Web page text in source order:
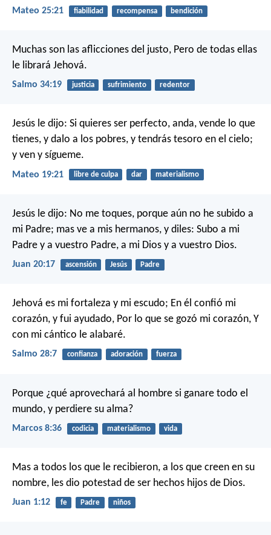
Mateo 25:21 fiabilidad recompensa bendición
Muchas son las aflicciones del justo, Pero de todas ellas
le librará Jehová.
Salmo 34:19 justicia sufrimiento redentor
Jesús le dijo: Si quieres ser perfecto, anda, vende lo que
tienes, y dalo a los pobres, y tendrás tesoro en el cielo;
y ven y sígueme.
Mateo 19:21 libre de culpa dar materialismo
Jesús le dijo: No me toques, porque aún no he subido a
mi Padre; mas ve a mis hermanos, y diles: Subo a mi
Padre y a vuestro Padre, a mi Dios y a vuestro Dios.
Juan 20:17 ascensión Jesús Padre
Jehová es mi fortaleza y mi escudo; En él confió mi
corazón, y fui ayudado, Por lo que se gozó mi corazón, Y
con mi cántico le alabaré.
Salmo 28:7 confianza adoración fuerza
Porque ¿qué aprovechará al hombre si ganare todo el
mundo, y perdiere su alma?
Marcos 8:36 codicia materialismo vida
Mas a todos los que le recibieron, a los que creen en su
nombre, les dio potestad de ser hechos hijos de Dios.
Juan 1:12 fe Padre niños